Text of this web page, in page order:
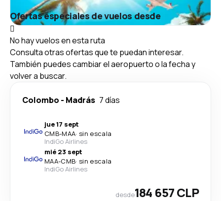
Ofertas especiales de vuelos desde
No hay vuelos en esta ruta
Consulta otras ofertas que te puedan interesar.
También puedes cambiar el aeropuerto o la fecha y
volver a buscar.
Colombo - Madrás 7 días
jue 17 sept
CMB-MAA· sin escala
IndiGo Airlines
mié 23 sept
MAA-CMB· sin escala
IndiGo Airlines
desde184 657 CLP